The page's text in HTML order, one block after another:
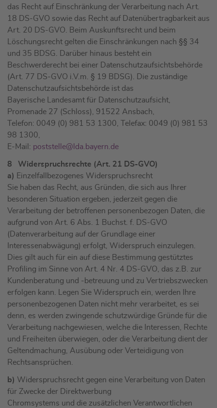
das Recht auf Einschränkung der Verarbeitung nach Art.
18 DS-GVO sowie das Recht auf Datenübertragbarkeit aus
Art. 20 DS-GVO. Beim Auskunftsrecht und beim
Löschungsrecht gelten die Einschränkungen nach §§ 34
und 35 BDSG. Darüber hinaus besteht ein
Beschwerderecht bei einer Datenschutzaufsichtsbehörde
(Art. 77 DS-GVO i.V.m. § 19 BDSG). Die zuständige
Datenschutzaufsichtsbehörde ist das
Bayerische Landesamt für Datenschutzaufsicht,
Promenade 27 (Schloss), 91522 Ansbach,
Telefon: 0049 (0) 981 53 1300, Telefax: 0049 (0) 981 53
98 1300,
E-Mail: poststelle@lda.bayern.de
8 Widerspruchsrechte (Art. 21 DS-GVO)
a) Einzelfallbezogenes Widerspruchsrecht
Sie haben das Recht, aus Gründen, die sich aus Ihrer
besonderen Situation ergeben, jederzeit gegen die
Verarbeitung der betroffenen personenbezogen Daten, die
aufgrund von Art. 6 Abs. 1 Buchst. f. DS-GVO
(Datenverarbeitung auf der Grundlage einer
Interessenabwägung) erfolgt, Widerspruch einzulegen.
Dies gilt auch für ein auf diese Bestimmung gestütztes
Profiling im Sinne von Art. 4 Nr. 4 DS-GVO, das z.B. zur
Kundenberatung und -betreuung und zu Vertriebszwecken
erfolgen kann. Legen Sie Widerspruch ein, werden Ihre
personenbezogenen Daten nicht mehr verarbeitet, es sei
denn, es werden zwingende schutzwürdige Gründe für die
Verarbeitung nachgewiesen, welche die Interessen, Rechte
und Freiheiten überwiegen, oder die Verarbeitung dient der
Geltendmachung, Ausübung oder Verteidigung von
Rechtsansprüchen.
b) Widerspruchsrecht gegen eine Verarbeitung von Daten
für Zwecke der Direktwerbung
Chromsystems und die zusätzlichen Verantwortlichen